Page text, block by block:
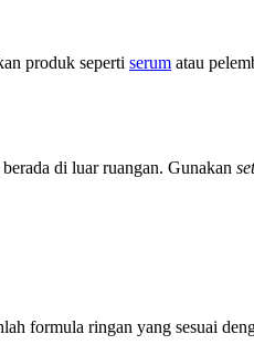
produk seperti serum atau
di luar ruangan. Gunakan
formula ringan yang sesuai